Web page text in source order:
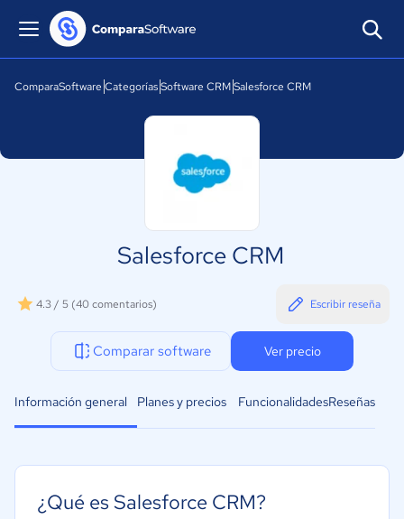
ComparaSoftware CategoríasSoftware CRMSalesforce CRM
Salesforce CRM
4.3 / 5 (40 comentarios) Escribir reseña
Comparar software Ver precio
Información general Planes y precios FuncionalidadesReseñas
¿Qué es Salesforce CRM?